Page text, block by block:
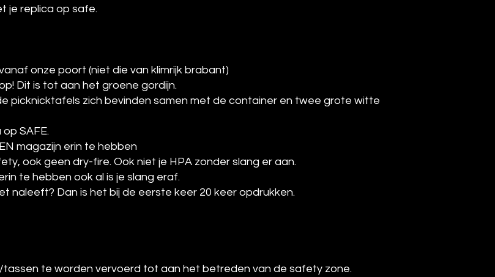
je replica op safe.
onze poort (niet die van klimrijk brabant)
Dit is tot aan het groene gordijn.
picknicktafels zich bevinden samen met de container en twee grote witte
SAFE.
magazijn erin te hebben
ook geen dry-fire. Ook niet je HPA zonder slang er aan.
te hebben ook al is je slang eraf.
naleeft? Dan is het bij de eerste keer 20 keer opdrukken.
te worden vervoerd tot aan het betreden van de safety zone.